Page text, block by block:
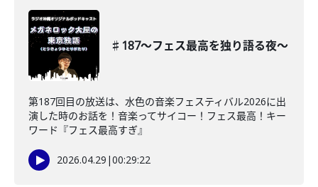
♯187〜フェス最高を独り語る夜〜
第187回目の放送は、水色の音楽フェスティバル2026に出
演した時のお話を！音楽ってサイコー！フェス最高！キー
ワード『フェス最高すぎ』
2026.04.29 |00:29:22